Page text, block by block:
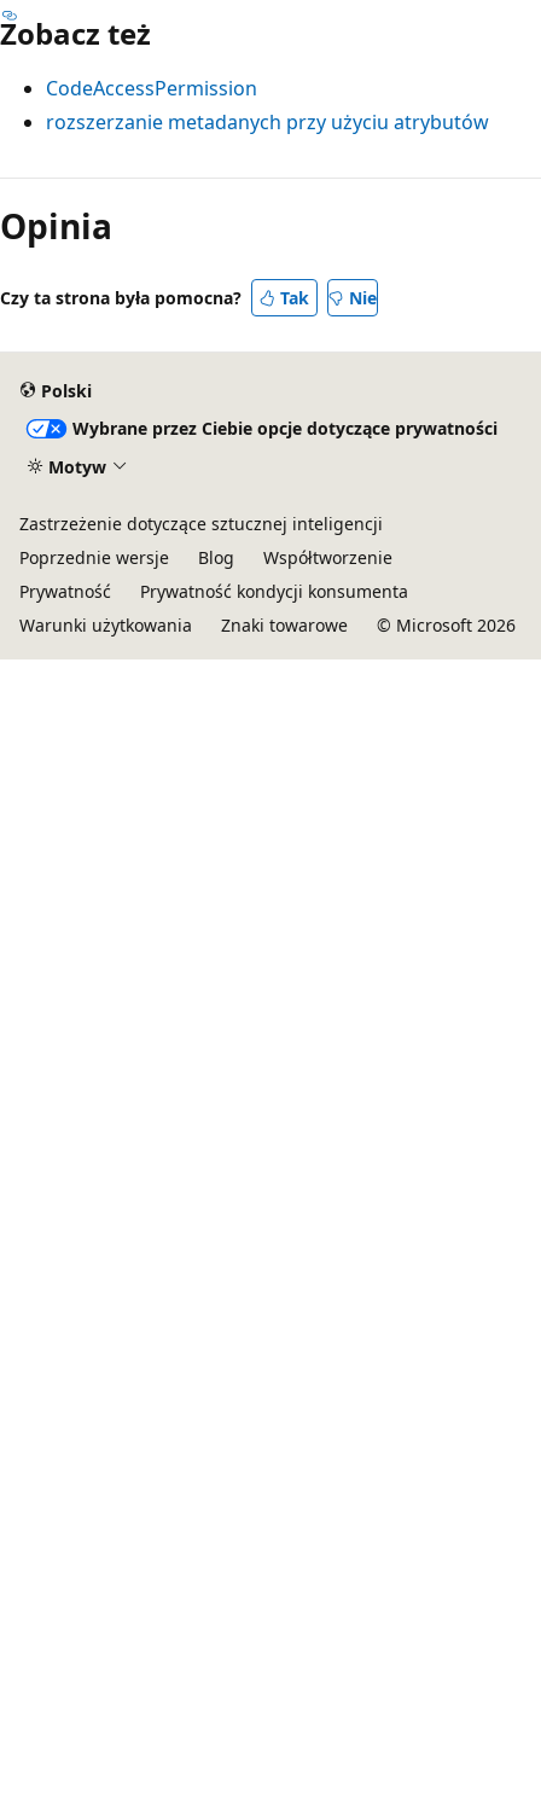
Zobacz też
CodeAccessPermission
rozszerzanie metadanych przy użyciu atrybutów
Opinia
Czy ta strona była pomocna? Tak Nie
Polski
Wybrane przez Ciebie opcje dotyczące prywatności
Motyw
Zastrzeżenie dotyczące sztucznej inteligencji
Poprzednie wersje
Blog
Współtworzenie
Prywatność
Prywatność kondycji konsumenta
Warunki użytkowania
Znaki towarowe © Microsoft 2026